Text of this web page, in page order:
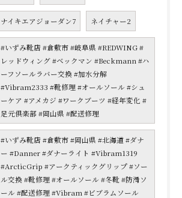
ナイキエアジョーダン7 ネイチャー2
#いずみ靴店 #倉敷市 #岐阜県 #REDWING #
レッドウィング #ベックマン #Beckmann #ハ
ーフソールラバー交換 #加水分解
#Vibram2333 #靴修理 #オールソール #シュ
ーケア #アメカジ #ワークブーツ #経年変化 #
足元倶楽部 #岡山県 #配送修理
#いずみ靴店 #倉敷市 #岡山県 #北海道 #ダナ
ー #Danner #ダナーライト #Vibram1319
#ArcticGrip #アークティックグリップ #ソー
ル交換 #靴修理 #オールソール #冬靴 #防滑ソ
ール #配送修理 #Vibram #ビブラムソール